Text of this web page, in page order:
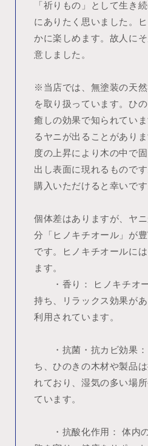
「祈りもの」として生き
にありたく思いました。
かに楽しめます。故人に
意しました。
※当店では、無塗装の天
を取り扱っています。ひ
癒しの効果で知られてい
るヤニが出ることがあり
度の上昇により木の中で
出し表面に現れるもので
購入いただけると幸いです
個体差はありますが、ヤ
分「ヒノキチオール」が
です。ヒノキチオールに
ます。
・香り： ヒノキチオー
持ち、リラックス効果が
利用されています。
・抗菌・抗カビ効果：
ち、ひのきの木材や製品
れており、湿気の多い場
ています。
・抗酸化作用： 体内の